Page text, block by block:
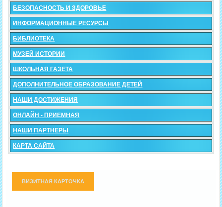
БЕЗОПАСНОСТЬ И ЗДОРОВЬЕ
ИНФОРМАЦИОННЫЕ РЕСУРСЫ
БИБЛИОТЕКА
МУЗЕЙ ИСТОРИИ
ШКОЛЬНАЯ ГАЗЕТА
ДОПОЛНИТЕЛЬНОЕ ОБРАЗОВАНИЕ ДЕТЕЙ
НАШИ ДОСТИЖЕНИЯ
ОНЛАЙН - ПРИЕМНАЯ
НАШИ ПАРТНЕРЫ
КАРТА САЙТА
ВИЗИТНАЯ КАРТОЧКА